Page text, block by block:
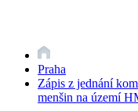
Praha
Zápis z jednání
menšin na území